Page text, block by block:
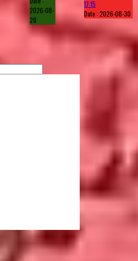
2026-08-
28
17:15
Date :2026-08-30
VinaGecko.com